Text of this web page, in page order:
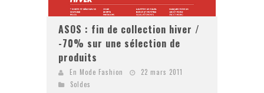
ASOS : fin de collection hiver /
-70% sur une sélection de
produits
En Mode Fashion
22 mars 2011
Soldes